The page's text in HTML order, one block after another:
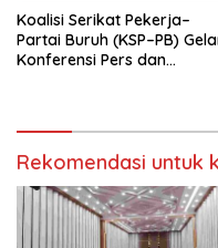
Koalisi Serikat Pekerja–
Partai Buruh (KSP–PB)
Konferensi Pers dan
Rekomendasi untuk